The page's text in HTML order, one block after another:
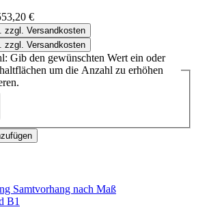
€
zzgl. Versandkosten
zzgl. Versandkosten
Gib den gewünschten Wert ein oder
um die Anzahl zu erhöhen
Samtvorhang nach Maß
B1